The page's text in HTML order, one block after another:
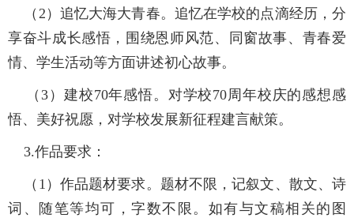
（2）追忆大海大青春。追忆在学校的点滴经历，分
享奋斗成长感悟，围绕恩师风范、同窗故事、青春爱
情、学生活动等方面讲述初心故事。
（3）建校70年感悟。对学校70周年校庆的感想感
悟、美好祝愿，对学校发展新征程建言献策。
3.作品要求：
（1）作品题材要求。题材不限，记叙文、散文、诗
词、随笔等均可，字数不限。如有与文稿相关的图